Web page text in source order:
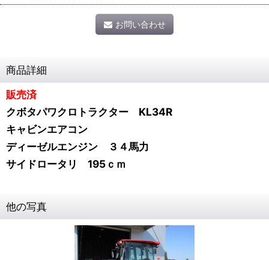
お問い合わせ
商品詳細
販売済
クボタパワクロトラクター KL34R
キャビンエアコン
ディーゼルエンジン ３４馬力
サイドロータリ 195ｃｍ
他の写真